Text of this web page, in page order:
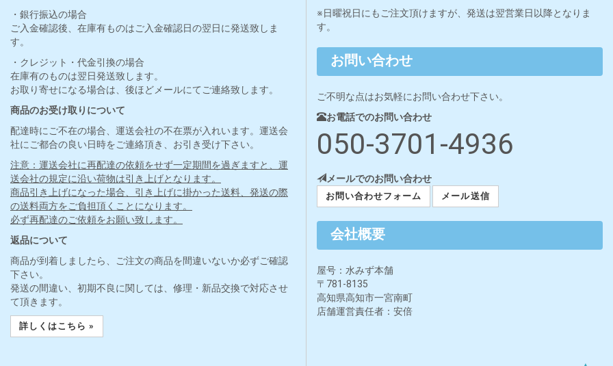
・銀行振込の場合
ご入金確認後、在庫有ものはご入金確認日の翌日に発送致しま
す。
・クレジット・代金引換の場合
在庫有のものは翌日発送致します。
お取り寄せになる場合は、後ほどメールにてご連絡致します。
商品のお受け取りについて
配達時にご不在の場合、運送会社の不在票が入れいます。運送会
社にご都合の良い日時をご連絡頂き、お引き受け下さい。
注意：運送会社に再配達の依頼をせず一定期間を過ぎますと、運
送会社の規定に沿い荷物は引き上げとなります。
商品引き上げになった場合、引き上げに掛かった送料、発送の際
の送料両方をご負担頂くことになります。
必ず再配達のご依頼をお願い致します。
返品について
商品が到着しましたら、ご注文の商品を間違いないか必ずご確認
下さい。
発送の間違い、初期不良に関しては、修理・新品交換で対応させ
て頂きます。
詳しくはこちら »
※日曜祝日にもご注文頂けますが、発送は翌営業日以降となりま
す。
お問い合わせ
ご不明な点はお気軽にお問い合わせ下さい。
お電話でのお問い合わせ
050-3701-4936
メールでのお問い合わせ
お問い合わせフォーム メール送信
会社概要
屋号：水みず本舗
〒781-8135
高知県高知市一宮南町
店舗運営責任者：安倍